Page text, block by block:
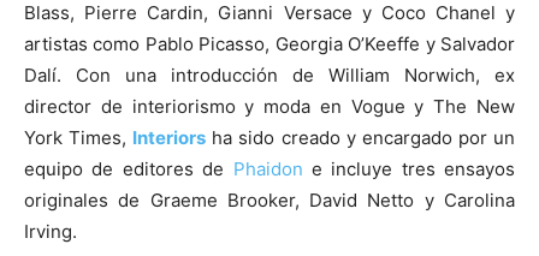
Blass, Pierre Cardin, Gianni Versace y Coco Chanel y
artistas como Pablo Picasso, Georgia O’Keeffe y Salvador
Dalí. Con una introducción de William Norwich, ex
director de interiorismo y moda en Vogue y The New
York Times, Interiors ha sido creado y encargado por un
equipo de editores de Phaidon e incluye tres ensayos
originales de Graeme Brooker, David Netto y Carolina
Irving.